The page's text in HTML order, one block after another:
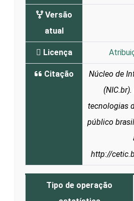
Versão
atual
Licença
Citação
Núcleo de
tecnologias
público
http://
Tipo de operação